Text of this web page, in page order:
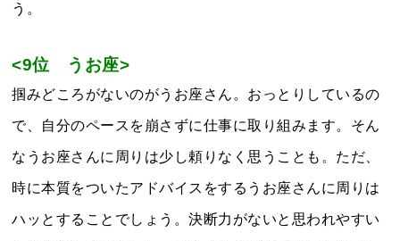
う。
<9位 うお座>
掴みどころがないのがうお座さん。おっとりしているの
で、自分のペースを崩さずに仕事に取り組みます。そん
なうお座さんに周りは少し頼りなく思うことも。ただ、
時に本質をついたアドバイスをするうお座さんに周りは
ハッとすることでしょう。決断力がないと思われやすい